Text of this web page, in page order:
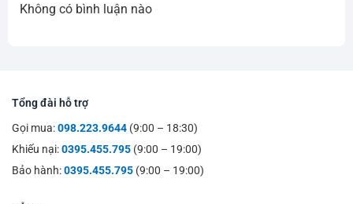
Không có bình luận nào
Tổng đài hỗ trợ
Gọi mua:098.223.9644 (9:00 – 18:30)
Khiếu nại:0395.455.795 (9:00 – 19:00)
Bảo hành:0395.455.795 (9:00 – 19:00)